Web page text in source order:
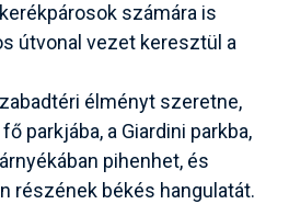
számára is
útvonal vezet keresztül a
élményt szeretne,
parkjába, a Giardini parkba,
pihenhet, és
részének békés hangulatát.